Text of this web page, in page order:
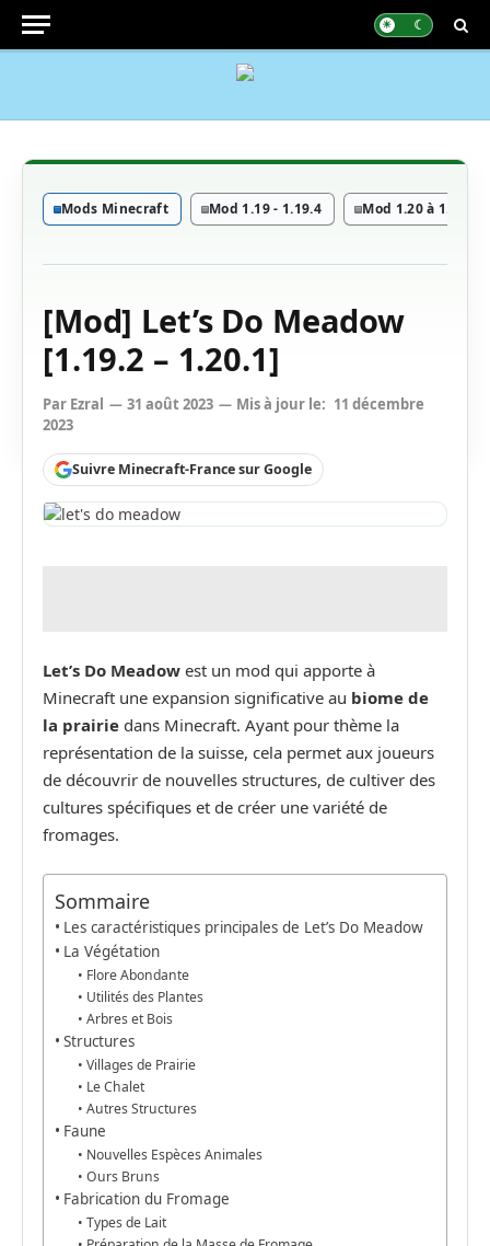
Mods Minecraft Mod 1.19 - 1.19.4 Mod 1.20 à 1.20.6
[Mod] Let’s Do Meadow
[1.19.2 – 1.20.1]
Par Ezral 31 août 2023 Mis à jour le: 11 décembre
2023
Suivre Minecraft-France sur Google
Let’s Do Meadow est un mod qui apporte à
Minecraft une expansion significative au biome de
la prairie dans Minecraft. Ayant pour thème la
représentation de la suisse, cela permet aux joueurs
de découvrir de nouvelles structures, de cultiver des
cultures spécifiques et de créer une variété de
fromages.
Sommaire
Les caractéristiques principales de Let’s Do Meadow
La Végétation
Flore Abondante
Utilités des Plantes
Arbres et Bois
Structures
Villages de Prairie
Le Chalet
Autres Structures
Faune
Nouvelles Espèces Animales
Ours Bruns
Fabrication du Fromage
Types de Lait